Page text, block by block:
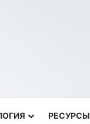
РЕСУРСЫ